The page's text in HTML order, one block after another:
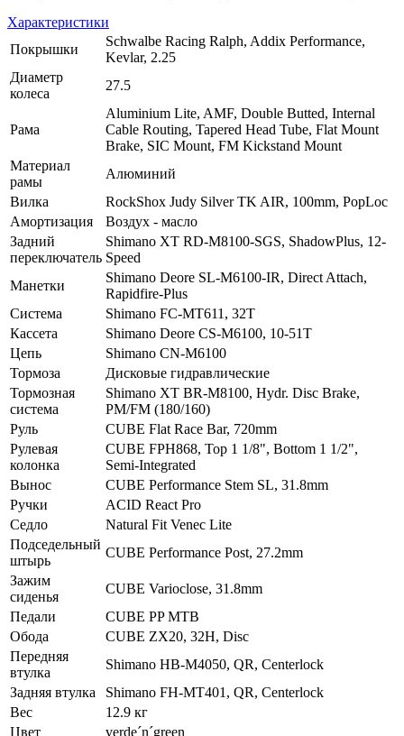
Характеристики
Покрышки
Schwalbe Racing Ralph, Addix Performance,
Kevlar, 2.25
Диаметр
колеса
27.5
Рама
Aluminium Lite, AMF, Double Butted, Internal
Cable Routing, Tapered Head Tube, Flat Mount
Brake, SIC Mount, FM Kickstand Mount
Материал
рамы
Алюминий
Вилка
RockShox Judy Silver TK AIR, 100mm, PopLoc
Амортизация
Воздух - масло
Задний
переключатель
Shimano XT RD-M8100-SGS, ShadowPlus, 12-
Speed
Манетки
Shimano Deore SL-M6100-IR, Direct Attach,
Rapidfire-Plus
Система
Shimano FC-MT611, 32T
Кассета
Shimano Deore CS-M6100, 10-51T
Цепь
Shimano CN-M6100
Тормоза
Дисковые гидравлические
Тормозная
система
Shimano XT BR-M8100, Hydr. Disc Brake,
PM/FM (180/160)
Руль
CUBE Flat Race Bar, 720mm
Рулевая
колонка
CUBE FPH868, Top 1 1/8", Bottom 1 1/2",
Semi-Integrated
Вынос
CUBE Performance Stem SL, 31.8mm
Ручки
ACID React Pro
Седло
Natural Fit Venec Lite
Подседельный
штырь
CUBE Performance Post, 27.2mm
Зажим
сиденья
CUBE Varioclose, 31.8mm
Педали
CUBE PP MTB
Обода
CUBE ZX20, 32H, Disc
Передняя
втулка
Shimano HB-M4050, QR, Centerlock
Задняя втулка
Shimano FH-MT401, QR, Centerlock
Вес
12.9 кг
Цвет
verde´n´green